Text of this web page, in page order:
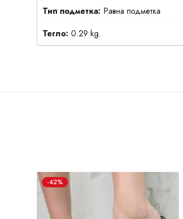
Тип подметка: Равна подметка
Тегло: 0.29 kg.
-42%